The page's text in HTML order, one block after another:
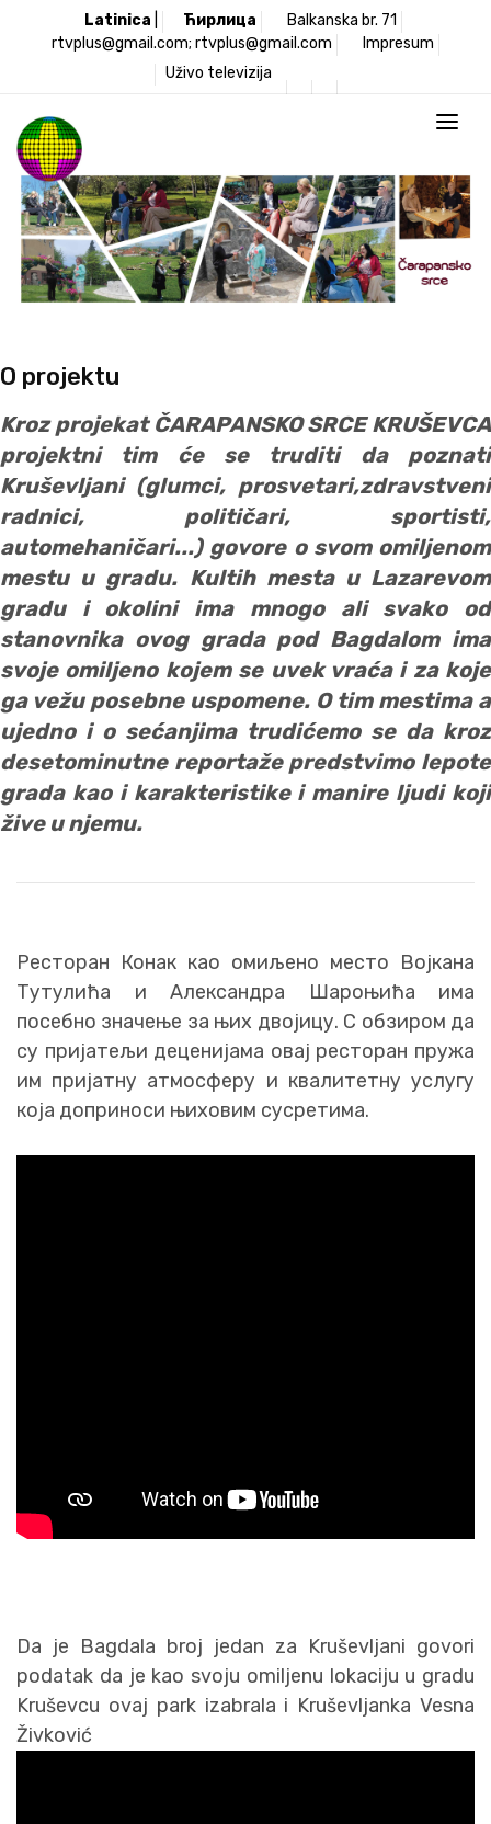
Latinica Ћирлица
Balkanska br. 71
rtvplus@gmail.com; rtvplus@gmail.com
Impresum
Uživo televizija
O projektu
Kroz projekat ČARAPANSKO SRCE KRUŠEVCA
projektni tim će se truditi da poznati
Kruševljani (glumci, prosvetari,zdravstveni
radnici, političari, sportisti,
automehaničari...) govore o svom omiljenom
mestu u gradu. Kultih mesta u Lazarevom
gradu i okolini ima mnogo ali svako od
stanovnika ovog grada pod Bagdalom ima
svoje omiljeno kojem se uvek vraća i za koje
ga vežu posebne uspomene. O tim mestima a
ujedno i o sećanjima trudićemo se da kroz
desetominutne reportaže predstvimo lepote
grada kao i karakteristike i manire ljudi koji
žive u njemu.
Ресторан Конак као омиљено место Војкана
Тутулића и Александра Шароњића има
посебно значење за њих двојицу. С обзиром да
су пријатељи деценијама овај ресторан пружа
им пријатну атмосферу и квалитетну услугу
која доприноси њиховим сусретима.
Da je Bagdala broj jedan za Kruševljani govori
podatak da je kao svoju omiljenu lokaciju u gradu
Kruševcu ovaj park izabrala i Kruševljanka Vesna
Živković